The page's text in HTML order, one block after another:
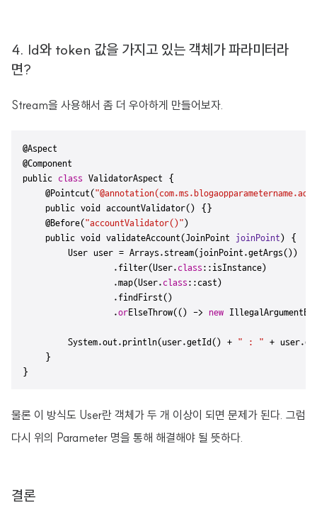
4. Id와 token 값을 가지고 있는 객체가 파라미터라
면?
Stream을 사용해서 좀 더 우아하게 만들어보자.
@Aspect
@Component
public class ValidatorAspect {
    @
Pointcut(
    public void account
Validator() {}
    @
Before("accountValidator()")
    public void validate
Account(JoinPoint joinPoint) {
        User user =
Arrays .stream(joinPoint.getArgs())
                .filter(
User. class ::isInstance)
                .map(
User. class ::cast)
                .find
First()
                .
orElseThrow(() -> new
System.out.println(user.getId() + " : " +
    }
}
물론 이 방식도 User란 객체가 두 개 이상이 되면 문제가 된다. 그럼
다시 위의 Parameter 명을 통해 해결해야 될 뜻하다.
결론